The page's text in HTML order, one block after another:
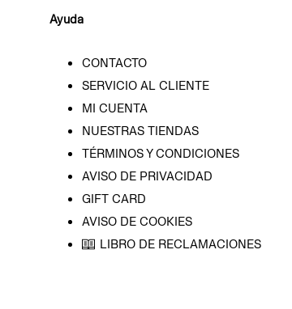
Ayuda
CONTACTO
SERVICIO AL CLIENTE
MI CUENTA
NUESTRAS TIENDAS
TÉRMINOS Y CONDICIONES
AVISO DE PRIVACIDAD
GIFT CARD
AVISO DE COOKIES
LIBRO DE RECLAMACIONES